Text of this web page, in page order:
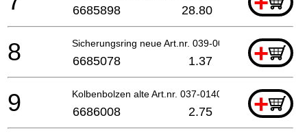
6685898 28.80
Sicherungsring neue Art.nr. 039-00000-20+
8 6685078 1.37
Kolbenbolzen alte Art.nr. 037-01400-20 +
9 6686008 2.75